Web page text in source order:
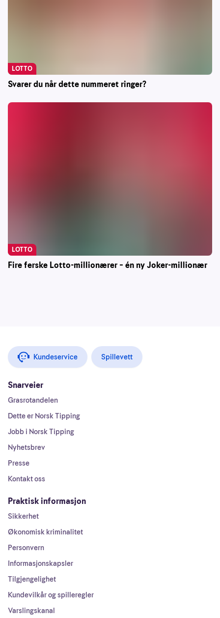
Svarer du når dette nummeret ringer?
LOTTO
Fire ferske Lotto-millionærer – én ny Joker-millionær
LOTTO
Kundeservice Spillevett
Snarveier
Grasrotandelen
Dette er Norsk Tipping
Jobb i Norsk Tipping
Nyhetsbrev
Presse
Kontakt oss
Praktisk informasjon
Sikkerhet
Økonomisk kriminalitet
Personvern
Informasjonskapsler
Tilgjengelighet
Kundevilkår og spilleregler
Varslingskanal